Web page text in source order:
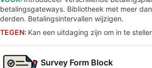
betalingsgateways. Bibliotheek met meer
derden. Betalingsintervallen wijzigen.
TEGEN: Kan een uitdaging zijn om in te
Survey Form Block